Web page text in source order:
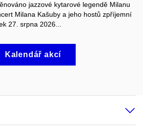
jazzové kytarové legendě Milanu
Milana Kašuby a jeho hostů zpříjemní
27. srpna 2026...
Kalendář akcí